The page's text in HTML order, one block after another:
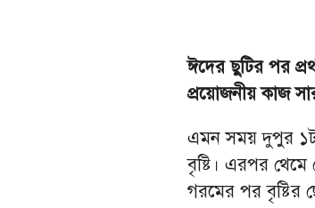
ঈদের ছুটির পর
প্রয়োজনীয় কাজ
এমন সময় দুপুর
বৃষ্টি। এরপর
গরমের পর বৃষ্টির